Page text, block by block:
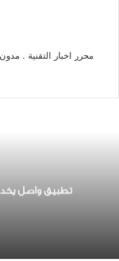
محرر اخبار التقنية .
تطبيق واصل